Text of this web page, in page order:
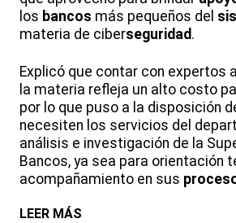
los bancos más pequeños del
materia de ciberseguridad.
Explicó que contar con expertos
la materia refleja un alto costo
por lo que puso a la disposición
necesiten los servicios del
análisis e investigación de la
Bancos, ya sea para orientación
acompañamiento en sus
LEER MÁS